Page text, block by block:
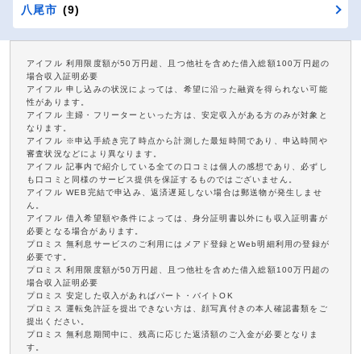
八尾市 (9)
アイフル 利用限度額が50万円超、且つ他社を含めた借入総額100万円超の
場合収入証明必要
アイフル 申し込みの状況によっては、希望に沿った融資を得られない可能
性があります。
アイフル 主婦・フリーターといった方は、安定収入がある方のみが対象と
なります。
アイフル ※申込手続き完了時点から計測した最短時間であり、申込時間や
審査状況などにより異なります。
アイフル 記事内で紹介している全ての口コミは個人の感想であり、必ずし
も口コミと同様のサービス提供を保証するものではございません。
アイフル WEB完結で申込み、返済遅延しない場合は郵送物が発生しませ
ん。
アイフル 借入希望額や条件によっては、身分証明書以外にも収入証明書が
必要となる場合があります。
プロミス 無利息サービスのご利用にはメアド登録とWeb明細利用の登録が
必要です。
プロミス 利用限度額が50万円超、且つ他社を含めた借入総額100万円超の
場合収入証明必要
プロミス 安定した収入があればパート・バイトOK
プロミス 運転免許証を提出できない方は、顔写真付きの本人確認書類をご
提出ください。
プロミス 無利息期間中に、残高に応じた返済額のご入金が必要となりま
す。